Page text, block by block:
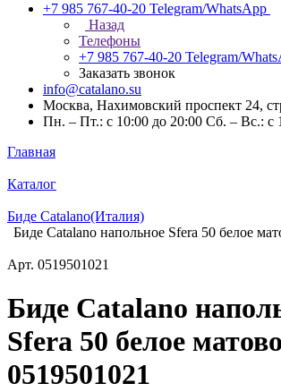
+7 985 767-40-20 Telegram/WhatsApp
Назад
Телефоны
+7 985 767-40-20 Telegram/
Заказать звонок
info@catalano.su
Москва, Нахимовский проспект 24,
Пн. – Пт.: с 10:00 до 20:00 Сб. – Вс.: с
Главная
Каталог
Биде Catalano(Италия)
Биде Catalano напольное Sfera 50 белое
Арт. 0519501021
Биде Catalano
Sfera 50 белое
0519501021